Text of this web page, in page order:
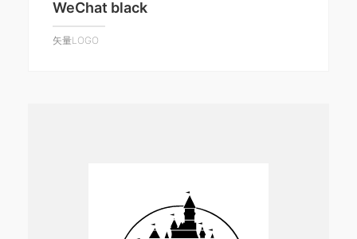
WeChat black
矢量LOGO